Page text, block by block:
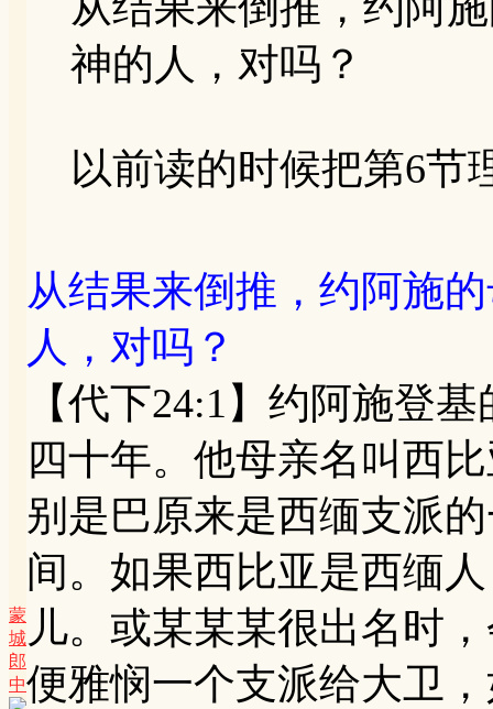
蒙
城
郎
中
神的人，对吗？
以前读的时候把第6节
从结果来倒推，约阿施
人，对吗？
【代下24:1】约阿施登
四十年。他母亲名叫西
别是巴原来是西缅支派
间。如果西比亚是西缅
儿。或某某某很出名时
便雅悯一个支派给大卫